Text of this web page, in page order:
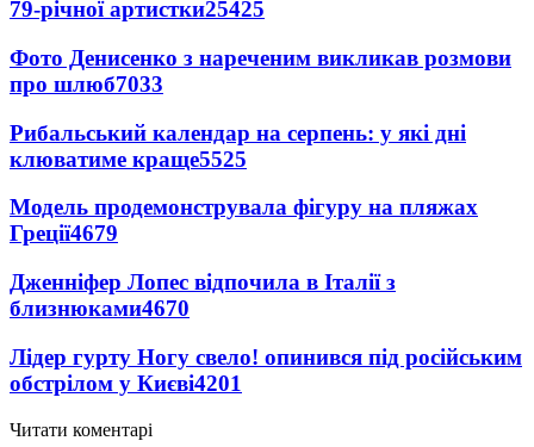
79-річної артистки25425
Фото Денисенко з нареченим викликав розмови
про шлюб7033
Рибальський календар на серпень: у які дні
клюватиме краще5525
Модель продемонструвала фігуру на пляжах
Греції4679
Дженніфер Лопес відпочила в Італії з
близнюками4670
Лідер гурту Ногу свело! опинився під російським
обстрілом у Києві4201
Читати коментарі